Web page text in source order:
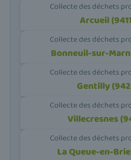
Collecte des déchets
Arcueil
Collecte des déchets
Bonneuil-sur-
Collecte des déchets
Gentilly
Collecte des déchets
Villecresnes
Collecte des déchets
La Queue-en-